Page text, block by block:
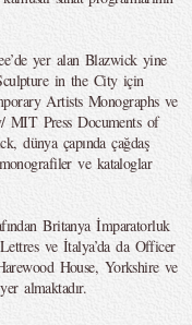
yer alan Blazwick yine
in the City için
Artists Monographs ve
MIT Press Documents of
dünya çapında çağdaş
ve kataloglar
Britanya İmparatorluk
ve İtalya’da da Officer
House, Yorkshire ve
almaktadır.